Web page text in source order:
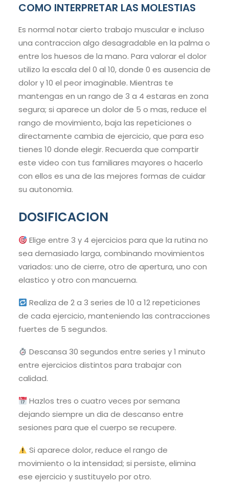
COMO INTERPRETAR LAS MOLESTIAS
Es normal notar cierto trabajo muscular e incluso
una contraccion algo desagradable en la palma o
entre los huesos de la mano. Para valorar el dolor
utilizo la escala del 0 al 10, donde 0 es ausencia de
dolor y 10 el peor imaginable. Mientras te
mantengas en un rango de 3 a 4 estaras en zona
segura; si aparece un dolor de 5 o mas, reduce el
rango de movimiento, baja las repeticiones o
directamente cambia de ejercicio, que para eso
tienes 10 donde elegir. Recuerda que compartir
este video con tus familiares mayores o hacerlo
con ellos es una de las mejores formas de cuidar
su autonomia.
DOSIFICACION
Elige entre 3 y 4 ejercicios para que la rutina no
sea demasiado larga, combinando movimientos
variados: uno de cierre, otro de apertura, uno con
elastico y otro con mancuerna.
Realiza de 2 a 3 series de 10 a 12 repeticiones
de cada ejercicio, manteniendo las contracciones
fuertes de 5 segundos.
Descansa 30 segundos entre series y 1 minuto
entre ejercicios distintos para trabajar con
calidad.
Hazlos tres o cuatro veces por semana
dejando siempre un dia de descanso entre
sesiones para que el cuerpo se recupere.
Si aparece dolor, reduce el rango de
movimiento o la intensidad; si persiste, elimina
ese ejercicio y sustituyelo por otro.